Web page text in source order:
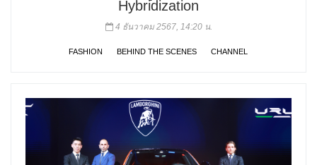
Hybridization
4 ธันวาคม 2567, 14:20 น.
FASHION BEHIND THE SCENES CHANNEL